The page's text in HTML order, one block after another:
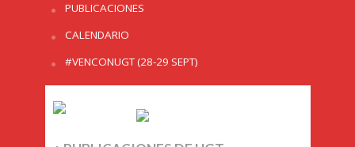
PUBLICACIONES
CALENDARIO
#VENCONUGT (28-29 SEPT)